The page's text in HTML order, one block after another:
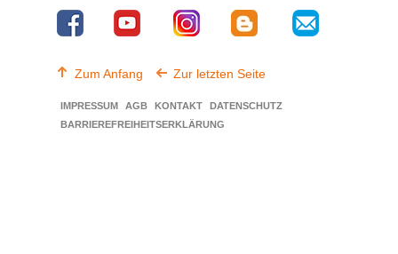
Zum Anfang Zur letzten Seite
IMPRESSUM AGB KONTAKT
DATENSCHUTZ
BARRIEREFREIHEITSERKLÄRUNG